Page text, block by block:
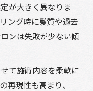
が大きく異なりま
ング時に髪質や過去
ンは失敗が少ない傾
て施術内容を柔軟に
再現性も高まり、